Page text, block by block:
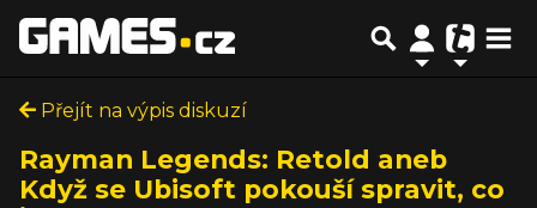
Přejít na výpis diskuzí
Rayman Legends: Retold aneb
Když se Ubisoft pokouší spravit, co